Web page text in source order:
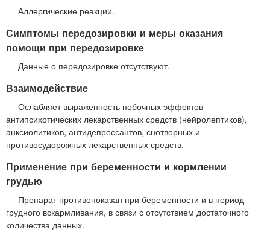
Аллергические реакции.
Симптомы передозировки и меры оказания
помощи при передозировке
Данные о передозировке отсутствуют.
Взаимодействие
Ослабляет выраженность побочных эффектов
антипсихотических лекарственных средств (нейролептиков),
анксиолитиков, антидепрессантов, снотворных и
противосудорожных лекарственных средств.
Применение при беременности и кормлении
грудью
Препарат противопоказан при беременности и в период
грудного вскармливания, в связи с отсутствием достаточного
количества данных.